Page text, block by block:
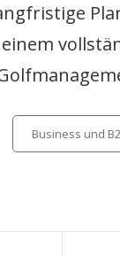
Business und